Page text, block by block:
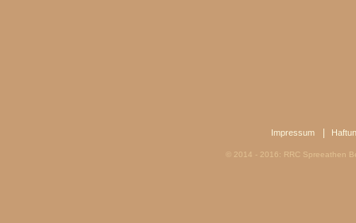
Impressum
© 2014 - 2016: RRC Spreeathen